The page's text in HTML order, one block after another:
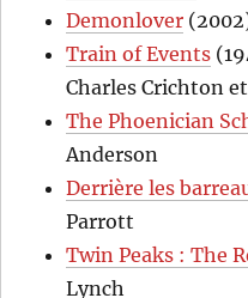
Demonlover
Train of Events
Charles Crichton
The Phoenician
Anderson
Derrière les
Parrott
Twin Peaks : The
Lynch